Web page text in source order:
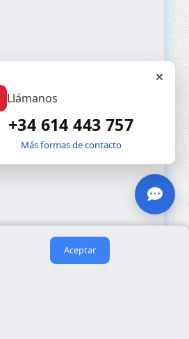
Aceptar
Llámanos
+34 614 443 757
Más formas de contacto